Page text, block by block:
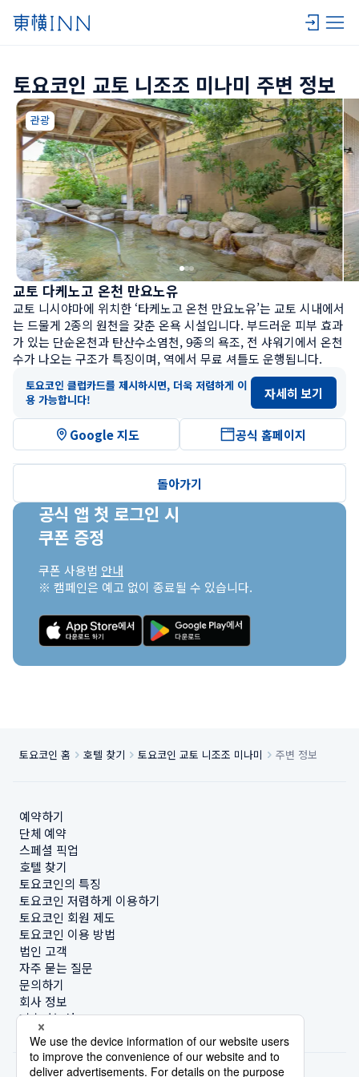
토요코인 교토 니조조 미나미 주변 정보
관광
교토 다케노고 온천 만요노유
교토 니시야마에 위치한 ‘타케노고 온천 만요노유’는 교토 시내에서
는 드물게 2종의 원천을 갖춘 온욕 시설입니다. 부드러운 피부 효과
가 있는 단순온천과 탄산수소염천, 9종의 욕조, 전 샤워기에서 온천
수가 나오는 구조가 특징이며, 역에서 무료 셔틀도 운행됩니다.
토요코인 클럽카드를 제시하시면, 더욱 저렴하게 이
용 가능합니다!
자세히 보기
Google 지도 공식 홈페이지
돌아가기
공식 앱 첫 로그인 시
쿠폰 증정
쿠폰 사용법 안내
※ 캠페인은 예고 없이 종료될 수 있습니다.
토요코인 홈 호텔 찾기 토요코인 교토 니조조 미나미 주변 정보
예약하기
단체 예약
스페셜 픽업
호텔 찾기
토요코인의 특징
토요코인 저렴하게 이용하기
토요코인 회원 제도
토요코인 이용 방법
법인 고객
자주 묻는 질문
문의하기
회사 정보
지속가능성